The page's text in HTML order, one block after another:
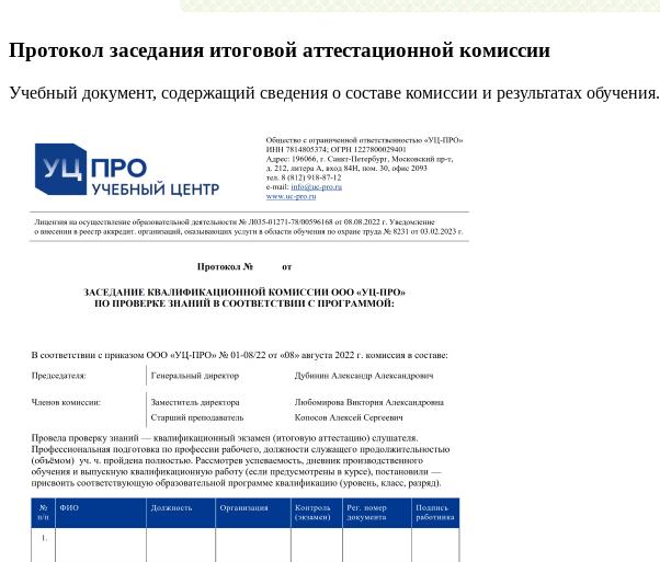
Протокол заседания итоговой аттестационной комиссии
Учебный документ, содержащий сведения о составе комиссии и результатах обучения.